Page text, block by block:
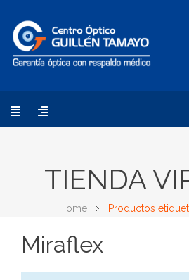
TIENDA
Home Productos
Miraflex